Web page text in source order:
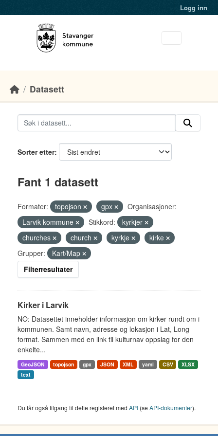
Logg inn
Datasett
Sorter etter
Fant 1 datasett
Formater: topojson gpx
Organisasjoner:
Larvik kommune
Stikkord:
kyrkjer
churches
church kyrkje
kirke
Grupper:
Kart/Map
Filterresultater
Kirker i Larvik
NO: Datasettet inneholder informasjon om kirker rundt om i
kommunen. Samt navn, adresse og lokasjon i Lat, Long
format. Sammen med en link til kulturnav oppslag for den
enkelte...
GeoJSON topojson gpx JSON XML yaml CSV
XLSX
text
Du får også tilgang til dette registeret med API (seAPI-dokumenter).